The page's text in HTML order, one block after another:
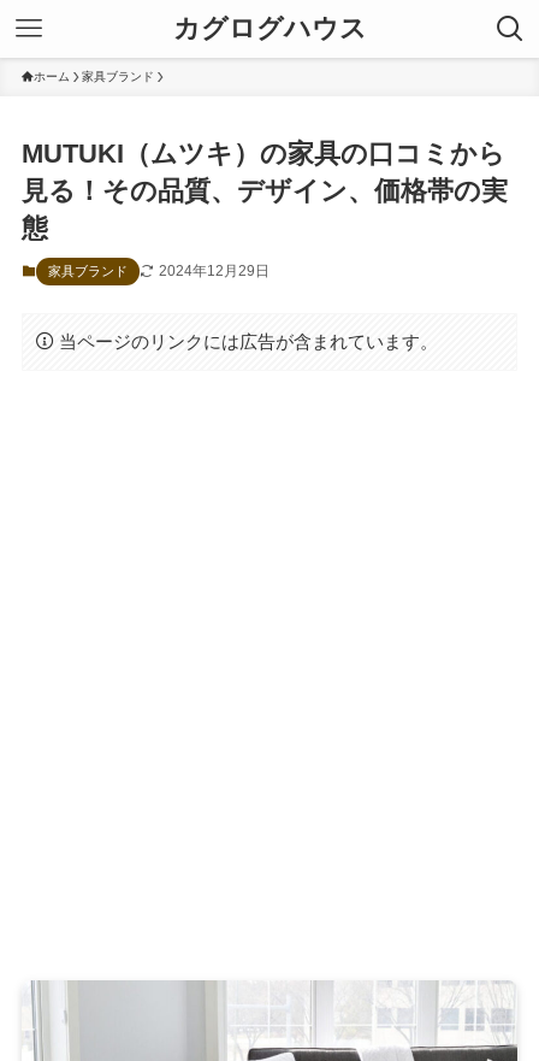
カグログハウス
ホーム 家具ブランド
MUTUKI（ムツキ）の家具の口コミから
見る！その品質、デザイン、価格帯の実
態
家具ブランド 2024年12月29日
当ページのリンクには広告が含まれています。